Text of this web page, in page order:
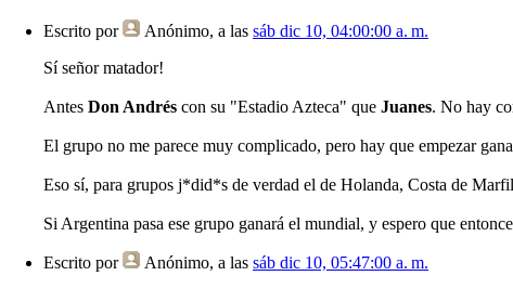
Escrito por Anónimo, a las sáb dic 10, 04:00:00 a. m.
Sí señor matador!
Antes Don Andrés con su "Estadio Azteca" que Juanes. No hay
El grupo no me parece muy complicado, pero hay que empezar
Eso sí, para grupos j*did*s de verdad el de Holanda, Costa de
Si Argentina pasa ese grupo ganará el mundial, y espero que
Escrito por Anónimo, a las sáb dic 10, 05:47:00 a. m.